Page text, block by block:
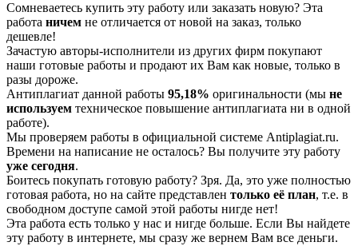
Сомневаетесь купить эту работу или заказать новую? Эта
работа ничем не отличается от новой на заказ, только
дешевле!
Зачастую авторы-исполнители из других фирм покупают
наши готовые работы и продают их Вам как новые, только в
разы дороже.
Антиплагиат данной работы 95,18% оригинальности (мы не
используем техническое повышение антиплагиата ни в одной
работе).
Мы проверяем работы в официальной системе Аntiplagiat.ru.
Времени на написание не осталось? Вы получите эту работу
уже сегодня.
Боитесь покупать готовую работу? Зря. Да, это уже полностью
готовая работа, но на сайте представлен только её план, т.е. в
свободном доступе самой этой работы нигде нет!
Эта работа есть только у нас и нигде больше. Если Вы найдете
эту работу в интернете, мы сразу же вернем Вам все деньги.